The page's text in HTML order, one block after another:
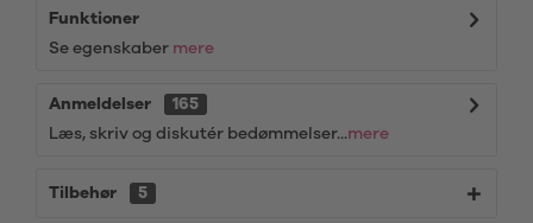
Funktioner
Se egenskaber mere
Anmeldelser
165
Læs, skriv og diskutér bedømmelser...mere
Tilbehør 5